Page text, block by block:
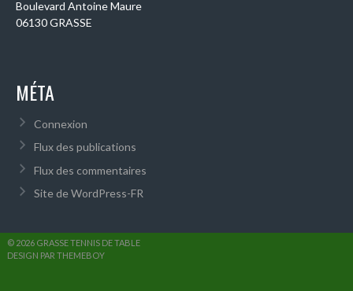
Boulevard Antoine Maure
06130 GRASSE
MÉTA
Connexion
Flux des publications
Flux des commentaires
Site de WordPress-FR
© 2026 GRASSE TENNIS DE TABLE
DESIGN PAR THEMEBOY